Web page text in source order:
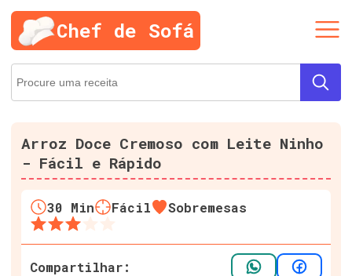
Chef de Sofá
Arroz Doce Cremoso com Leite Ninho
- Fácil e Rápido
30 Min Fácil Sobremesas
Compartilhar: